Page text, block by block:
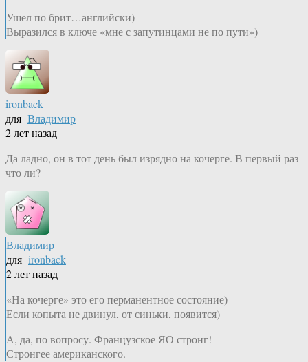
Ушел по брит…английски)
Выразился в ключе «мне с запутинцами не по пути»)
ironback
для Владимир
2 лет назад
Да ладно, он в тот день был изрядно на кочерге. В первый раз
что ли?
Владимир
для ironback
2 лет назад
«На кочерге» это его перманентное состояние)
Если копыта не двинул, от синьки, появится)
А, да, по вопросу. Французское ЯО стронг!
Стронгее американского.